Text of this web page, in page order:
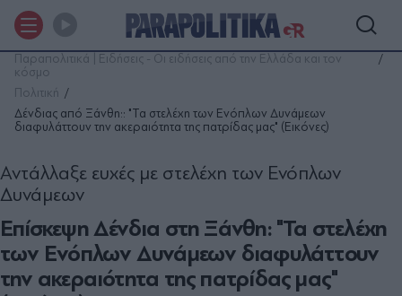
Παραπολιτικά | Ειδήσεις - Οι ειδήσεις από την Ελλάδα και τον
κόσμο
Πολιτική
Δένδιας από Ξάνθη:: "Τα στελέχη των Ενόπλων Δυνάμεων
διαφυλάττουν την ακεραιότητα της πατρίδας μας" (Εικόνες)
Επίσκεψη Δένδια στη Ξάνθη: "Τα στελέχη
των Ενόπλων Δυνάμεων διαφυλάττουν
την ακεραιότητα της πατρίδας μας"
Αντάλλαξε ευχές με στελέχη των Ενόπλων
Δυνάμεων